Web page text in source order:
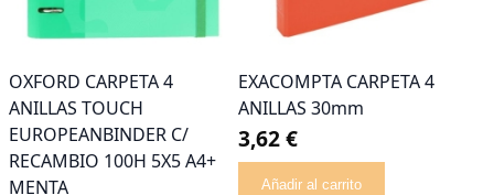
OXFORD CARPETA 4
ANILLAS TOUCH
EUROPEANBINDER C/
RECAMBIO 100H 5X5 A4+
MENTA
EXACOMPTA CARPETA 4
ANILLAS 30mm
3,62 €
Añadir al carrito